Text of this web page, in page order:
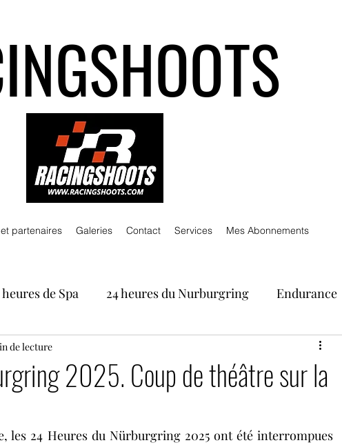
partenaires Galeries Contact Services Mes Abonnements
heures de Spa 24 heures du Nurburgring Endurance
du Mans motos Divers
2025. Coup de théâtre sur la
de lecture
les 24 Heures du Nürburgring 2025 ont été interrompues